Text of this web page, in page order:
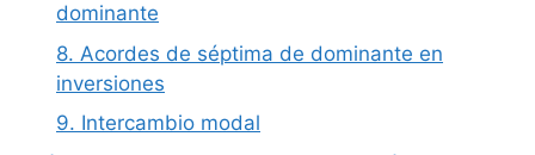
dominante
8. Acordes de séptima de dominante en
inversiones
9. Intercambio modal